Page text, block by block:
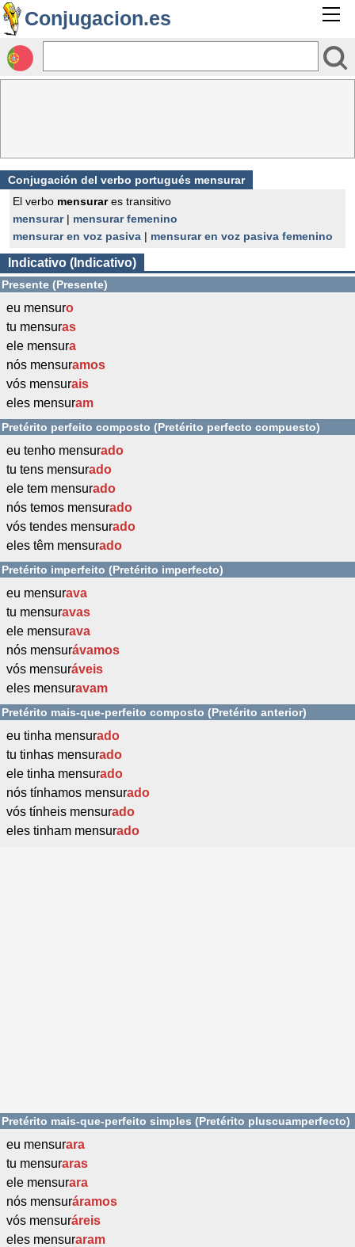
Conjugacion.es
Conjugación del verbo portugués mensurar
El verbo mensurares transitivo
mensurar| mensurar femenino
mensurar en voz pasiva | mensurar en voz pasiva femenino
Indicativo (Indicativo)
Presente (Presente)
eu mensuro
tu mensuras
ele mensura
nós mensuramos
vós mensurais
eles mensuram
Pretérito perfeito composto (Pretérito perfecto compuesto)
eu tenho mensurado
tu tens mensurado
ele tem mensurado
nós temos mensurado
vós tendes mensurado
eles têm mensurado
Pretérito imperfeito (Pretérito imperfecto)
eu mensurava
tu mensuravas
ele mensurava
nós mensurávamos
vós mensuráveis
eles mensuravam
Pretérito mais-que-perfeito composto (Pretérito anterior)
eu tinha mensurado
tu tinhas mensurado
ele tinha mensurado
nós tínhamos mensurado
vós tínheis mensurado
eles tinham mensurado
Pretérito mais-que-perfeito simples (Pretérito pluscuamperfecto)
eu mensurara
tu mensuraras
ele mensurara
nós mensuráramos
vós mensuráreis
eles mensuraram